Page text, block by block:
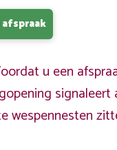
afspraak
u een
signaleert
wespennesten